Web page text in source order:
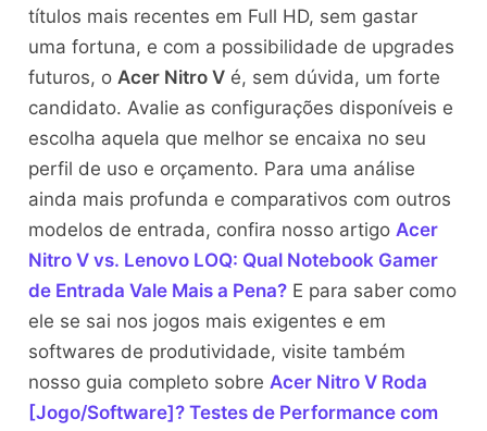
títulos mais recentes em Full HD, sem gastar
uma fortuna, e com a possibilidade de upgrades
futuros, o Acer Nitro Vé, sem dúvida, um forte
candidato. Avalie as configurações disponíveis e
escolha aquela que melhor se encaixa no seu
perfil de uso e orçamento. Para uma análise
ainda mais profunda e comparativos com outros
modelos de entrada, confira nosso artigo Acer
Nitro V vs. Lenovo LOQ: Qual Notebook Gamer
de Entrada Vale Mais a Pena?E para saber como
ele se sai nos jogos mais exigentes e em
softwares de produtividade, visite também
nosso guia completo sobre Acer Nitro V Roda
[Jogo/Software]? Testes de Performance com